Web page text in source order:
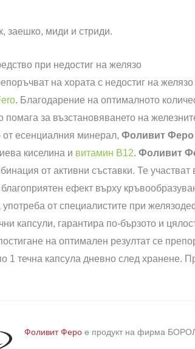
заешко, миди и стриди.
при недостиг на желязо
на хората с недостиг на
. Благодарение на оптималното
помага за възстановяването на
есенциалния минерал, Фоливит Феро
киселина и витамин B12. Фоливит
от активни съставки. Те участват
ефект върху
от специалистите при
капсули, гарантира по-бързото и
на оптимален резултат се
1 течна капсула дневно след хранене.
Фоливит Ферое продукт на фирма